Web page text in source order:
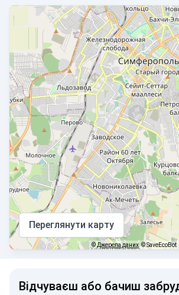
Переглянути карту
©Джерела даних © SaveEcoBot
Відчуваєш або бачиш